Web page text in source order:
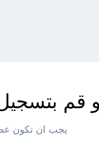
يجب ان تكون